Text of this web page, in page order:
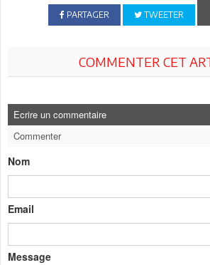
PARTAGER TWEETER
COMMENTER CET
Ecrire un commentaire
Commenter
Nom
Email
Message